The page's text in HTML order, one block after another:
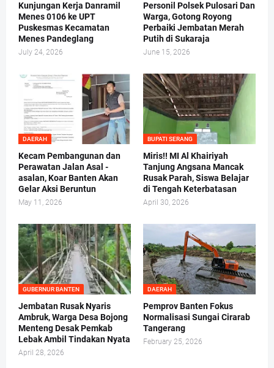
Kunjungan Kerja Danramil
Menes 0106 ke UPT
Puskesmas Kecamatan
Menes Pandeglang
July 24, 2026
Personil Polsek Pulosari Dan
Warga, Gotong Royong
Perbaiki Jembatan Merah
Putih di Sukaraja
June 15, 2026
DAERAH
Kecam Pembangunan dan
Perawatan Jalan Asal -
asalan, Koar Banten Akan
Gelar Aksi Beruntun
May 11, 2026
BUPATI SERANG
Miris!! MI Al Khairiyah
Tanjung Angsana Mancak
Rusak Parah, Siswa Belajar
di Tengah Keterbatasan
April 30, 2026
GUBERNUR BANTEN
Jembatan Rusak Nyaris
Ambruk, Warga Desa Bojong
Menteng Desak Pemkab
Lebak Ambil Tindakan Nyata
April 28, 2026
DAERAH
Pemprov Banten Fokus
Normalisasi Sungai Cirarab
Tangerang
February 25, 2026